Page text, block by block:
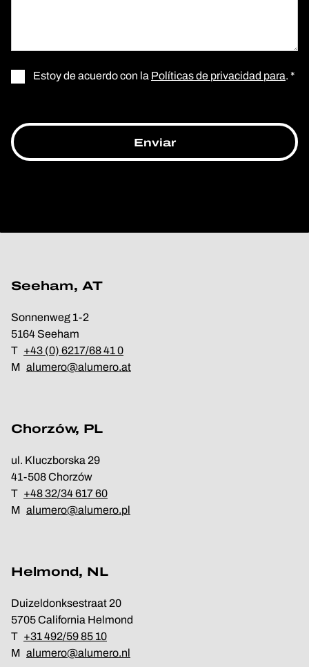
Estoy de acuerdo con la Políticas de privacidad para. *
Seeham, AT
Sonnenweg 1-2
5164 Seeham
T +43 (0) 6217/68 41 0
M alumero@alumero.at
Chorzów, PL
ul. Kluczborska 29
41-508 Chorzów
T +48 32/34 617 60
M alumero@alumero.pl
Helmond, NL
Duizeldonksestraat 20
5705 California Helmond
T +31 492/59 85 10
M alumero@alumero.nl